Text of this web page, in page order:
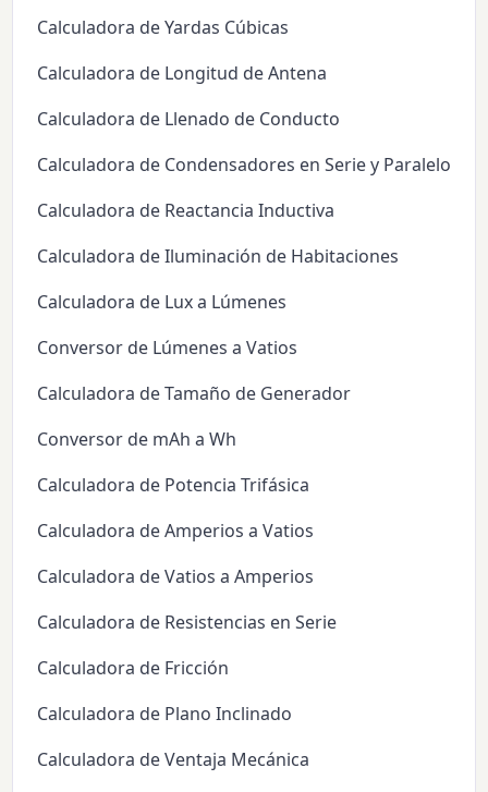
Calculadora de Yardas Cúbicas
Calculadora de Longitud de Antena
Calculadora de Llenado de Conducto
Calculadora de Condensadores en Serie y Paralelo
Calculadora de Reactancia Inductiva
Calculadora de Iluminación de Habitaciones
Calculadora de Lux a Lúmenes
Conversor de Lúmenes a Vatios
Calculadora de Tamaño de Generador
Conversor de mAh a Wh
Calculadora de Potencia Trifásica
Calculadora de Amperios a Vatios
Calculadora de Vatios a Amperios
Calculadora de Resistencias en Serie
Calculadora de Fricción
Calculadora de Plano Inclinado
Calculadora de Ventaja Mecánica